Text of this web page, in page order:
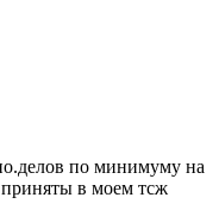
по минимуму на
в моем тсж